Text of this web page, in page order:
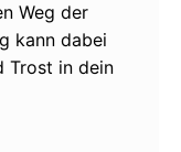
Weg der
kann dabei
Trost in dein